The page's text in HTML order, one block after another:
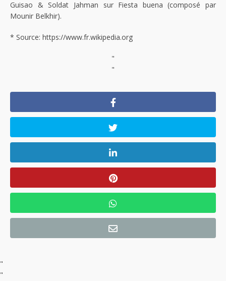
Guisao & Soldat Jahman sur Fiesta buena (composé par
Mounir Belkhir).
* Source: https://www.fr.wikipedia.org
"
"
"
"